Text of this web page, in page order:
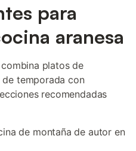
para
aranesa
platos de
temporada con
recomendadas
de montaña de autor en